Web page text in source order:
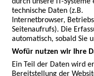
durch unsere IT-
technische Daten (z.B.
Internetbrowser,
Seitenaufrufs). Die
automatisch, sobald Sie
Wofür nutzen wir Ihre
Ein Teil der Daten wird
Bereitstellung der